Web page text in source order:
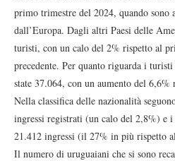
primo trimestre del 2024, quando
dall’Europa. Dagli altri Paesi delle
turisti, con un calo del 2% rispetto al
precedente. Per quanto riguarda i
state 37.064, con un aumento del 6,6%
Nella classifica delle nazionalità
ingressi registrati (un calo del 2,8%) e
21.412 ingressi (il 27% in più rispetto
Il numero di uruguaiani che si sono